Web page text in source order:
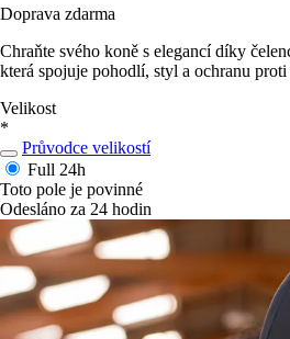
Doprava zdarma
Chraňte svého koně s elegancí díky
která spojuje pohodlí, styl a ochranu
Velikost
*
Průvodce velikostí
Full 24h
Toto pole je povinné
Odesláno za 24 hodin